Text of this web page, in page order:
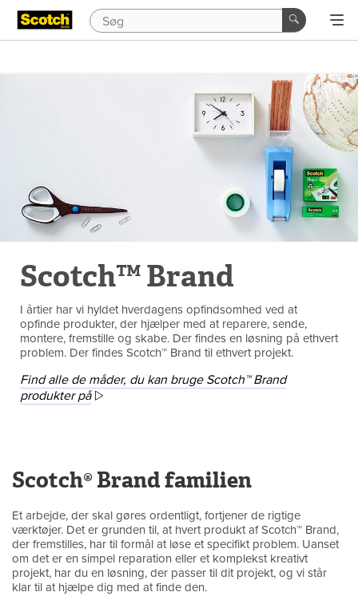
Scotch™ Brand
I årtier har vi hyldet hverdagens opfindsomhed ved at
opfinde produkter, der hjælper med at reparere, sende,
montere, fremstille og skabe. Der findes en løsning på ethvert
problem. Der findes Scotch™ Brand til ethvert projekt.
Find alle de måder, du kan bruge Scotch™ Brand
produkter på
Scotch® Brand familien
Et arbejde, der skal gøres ordentligt, fortjener de rigtige
værktøjer. Det er grunden til, at hvert produkt af Scotch™ Brand,
der fremstilles, har til formål at løse et specifikt problem. Uanset
om det er en simpel reparation eller et komplekst kreativt
projekt, har du en løsning, der passer til dit projekt, og vi står
klar til at hjælpe dig med at finde den.